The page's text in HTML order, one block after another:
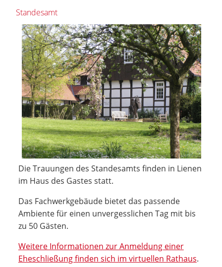
Standesamt
Die Trauungen des Standesamts finden in Lienen
im Haus des Gastes statt.
Das Fachwerkgebäude bietet das passende
Ambiente für einen unvergesslichen Tag mit bis
zu 50 Gästen.
Weitere Informationen zur Anmeldung einer
Eheschließung finden sich im virtuellen Rathaus.